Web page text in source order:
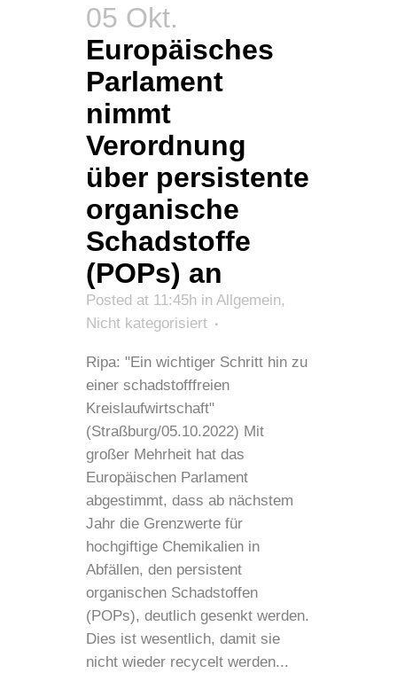
05 Okt.
Europäisches
Parlament
nimmt
Verordnung
über persistente
organische
Schadstoffe
(POPs) an
Posted at 11:45h in Allgemein,
Nicht kategorisiert
Ripa: "Ein wichtiger Schritt hin zu
einer schadstofffreien
Kreislaufwirtschaft"
(Straßburg/05.10.2022) Mit
großer Mehrheit hat das
Europäischen Parlament
abgestimmt, dass ab nächstem
Jahr die Grenzwerte für
hochgiftige Chemikalien in
Abfällen, den persistent
organischen Schadstoffen
(POPs), deutlich gesenkt werden.
Dies ist wesentlich, damit sie
nicht wieder recycelt werden...